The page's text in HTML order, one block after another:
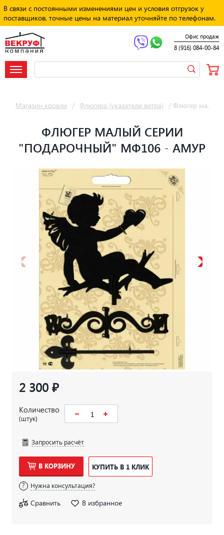
В связи с постоянными изменениями цен и условия отгрузок у
поставщиков, точные цены на материал уточняйте по телефонам.
Офис продаж
8 (916) 084-00-84
Магазин кровли / Флюгера (указатели ветра) / Флюгер малый
ФЛЮГЕР МАЛЫЙ СЕРИИ
"ПОДАРОЧНЫЙ" МФ106 - АМУР
2 300 ₽
Количество
(штук)
Запросить расчёт
В КОРЗИНУ КУПИТЬ В 1 КЛИК
Нужна консультация?
Сравнить В избранное